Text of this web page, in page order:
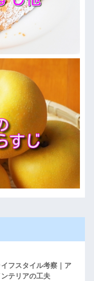
フスタイル考察｜ア
テリアの工夫